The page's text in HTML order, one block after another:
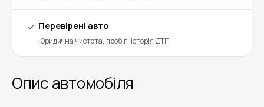
Перевірені авто
Юридична чистота, пробіг, історія ДТП
Опис автомобіля